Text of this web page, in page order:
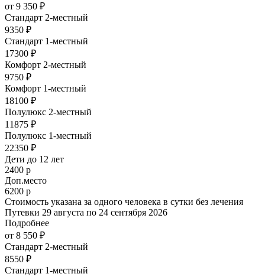
от 9 350 ₽
Стандарт 2-местный
9350 ₽
Стандарт 1-местный
17300 ₽
Комфорт 2-местный
9750 ₽
Комфорт 1-местный
18100 ₽
Полулюкс 2-местный
11875 ₽
Полулюкс 1-местный
22350 ₽
Дети до 12 лет
2400 р
Доп.место
6200 р
Стоимость указана за одного человека в сутки без лечения
Путевки 29 августа по 24 сентября 2026
Подробнее
от 8 550 ₽
Стандарт 2-местный
8550 ₽
Стандарт 1-местный